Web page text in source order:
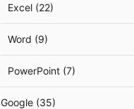
Excel (22)
Word (9)
PowerPoint (7)
Google (35)